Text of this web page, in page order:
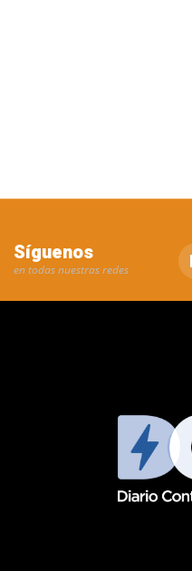
Síguenos
en todas nuestras redes